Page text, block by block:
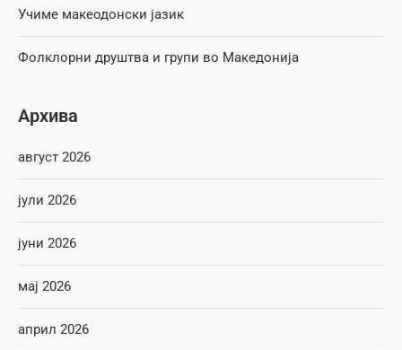
Учиме макеодонски јазик
Фолклорни друштва и групи во Македонија
Архива
август 2026
јули 2026
јуни 2026
мај 2026
април 2026